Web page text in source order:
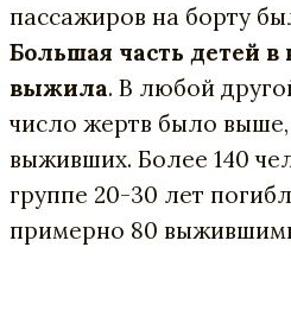
пассажиров на борту
Большая часть детей в
выжила. В любой
число жертв было
выживших. Более 140
группе 20-30 лет
примерно 80